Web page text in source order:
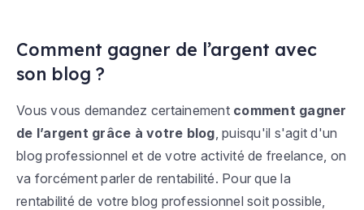
Comment gagner de l’argent avec
son blog ?
Vous vous demandez certainement comment gagner
de l’argent grâce à votre blog , puisqu'il s'agit d'un
blog professionnel et de votre activité de freelance, on
va forcément parler de rentabilité. Pour que la
rentabilité de votre blog professionnel soit possible,